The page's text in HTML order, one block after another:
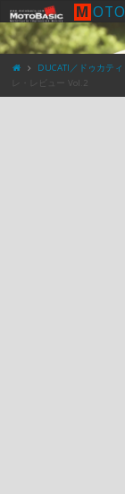
M OTO
DUCATI／ドゥカティ
レ・レビュー Vol.2